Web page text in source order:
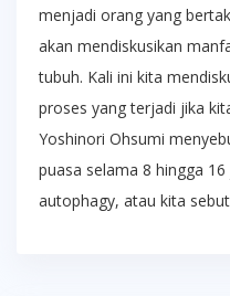
menjadi orang yang
akan mendiskusikan
tubuh. Kali ini kita
proses yang terjadi jika
Yoshinori Ohsumi
puasa selama 8 hingga
autophagy, atau kita